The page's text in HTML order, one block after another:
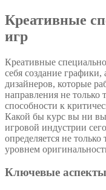
Креативные
игр
Креативные
себя создание
дизайнеров, которые
направления не только
способности к
Какой бы курс вы ни
игровой индустрии
определяется не
уровнем
Ключевые